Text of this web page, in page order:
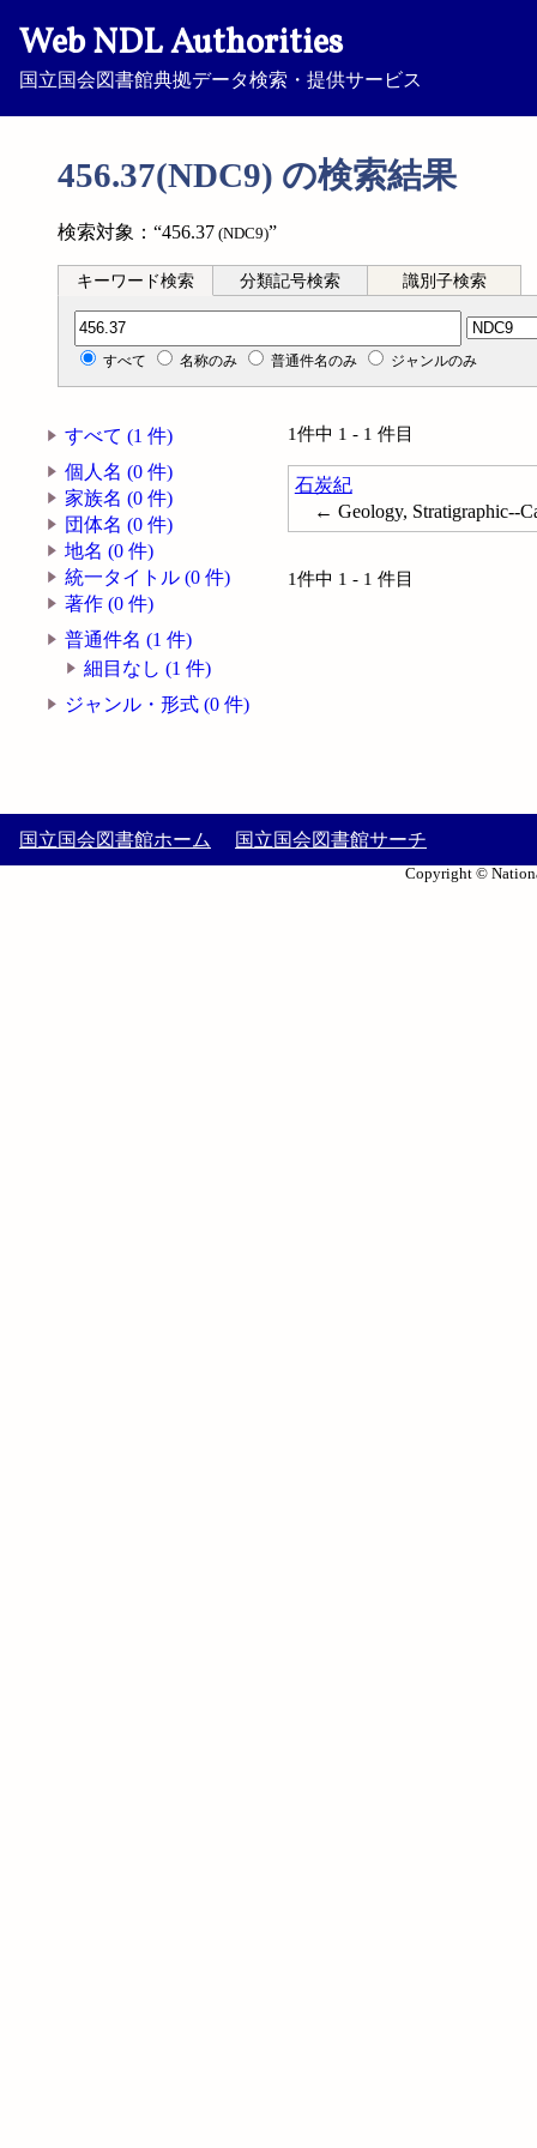
Web NDL Authorities
国立国会図書館典拠データ検索・提供サービス
456.37(NDC9) の検索結果
検索対象：“456.37 (NDC9)”
キーワード検索 分類記号検索 識別子検索
分類記号検索
すべて 名称のみ 普通件名のみ ジャンルのみ
すべて (1 件)
個人名 (0 件)
家族名 (0 件)
団体名 (0 件)
地名 (0 件)
統一タイトル (0 件)
著作 (0 件)
普通件名 (1 件)
細目なし (1 件)
ジャンル・形式 (0 件)
1件中 1 - 1 件目
石炭紀
← Geology, Stratigraphic--
1件中 1 - 1 件目
国立国会図書館ホーム 国立国会図書館サーチ
Copyright ©